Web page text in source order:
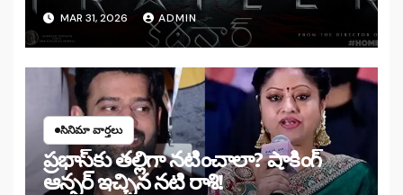
MAR 31, 2026 ADMIN
సినిమా వార్తలు
ప్రభాస్‌కు తల్లిగా నటించాలా? షాకింగ్
ఆన్సర్ ఇచ్చిన నటి రాశి!